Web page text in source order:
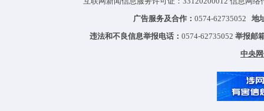
广告服务及合作： 0574-62735052 地
违法和不良信息举报电话： 0574-62735052 举报邮
中央